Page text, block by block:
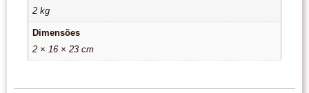
2 kg
Dimensões
2 × 16 × 23 cm